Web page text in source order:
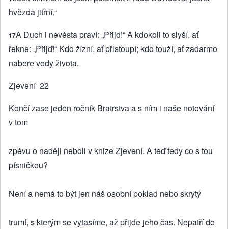
hvězda jitřní.“
17A Duch i nevěsta praví: „Přijď!“ A kdokoli to slyší, ať
řekne: „Přijď!“ Kdo žízní, ať přistoupí; kdo touží, ať zadarmo
nabere vody života.
Zjevení 22
Končí zase jeden ročník Bratrstva a s ním i naše notování
v tom
zpěvu o naději neboli v knize Zjevení. A teď tedy co s tou
písničkou?
Není a nemá to být jen náš osobní poklad nebo skrytý
trumf, s kterým se vytasíme, až přijde jeho čas. Nepatří do